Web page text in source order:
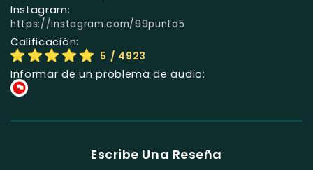
Instagram:
https://instagram.com/99punto5
Calificación:
5 / 4923
Informar de un problema de audio:
Escribe Una Reseña